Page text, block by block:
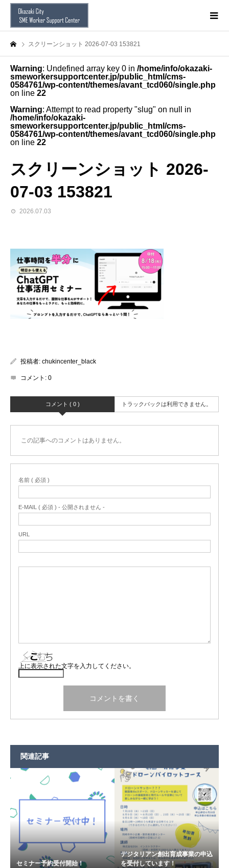
スクリーンショット 2026-07-03 153821
Warning: Undefined array key 0 in /home/info/okazaki-
smeworkersupportcenter.jp/public_html/cms-
0584761/wp-content/themes/avant_tcd060/single.php
on line 22
Warning: Attempt to read property "slug" on null in
/home/info/okazaki-
smeworkersupportcenter.jp/public_html/cms-
0584761/wp-content/themes/avant_tcd060/single.php
on line 22
スクリーンショット 2026-
07-03 153821
2026.07.03
投稿者: chukincenter_black
コメント: 0
コメント ( 0 ) トラックバックは利用できません。
この記事へのコメントはありません。
名前 ( 必須 )
E-MAIL ( 必須 ) - 公開されません -
URL
上に表示された文字を入力してください。
関連記事
セミナー予約受付開始！
デジタリアン創出育成事業の申込
を受付しています！